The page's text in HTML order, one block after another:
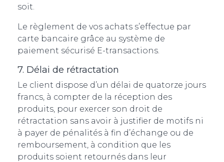
soit.
Le règlement de vos achats s’effectue par
carte bancaire grâce au système de
paiement sécurisé E-transactions.
7. Délai de rétractation
Le client dispose d’un délai de quatorze jours
francs, à compter de la réception des
produits, pour exercer son droit de
rétractation sans avoir à justifier de motifs ni
à payer de pénalités à fin d’échange ou de
remboursement, à condition que les
produits soient retournés dans leur